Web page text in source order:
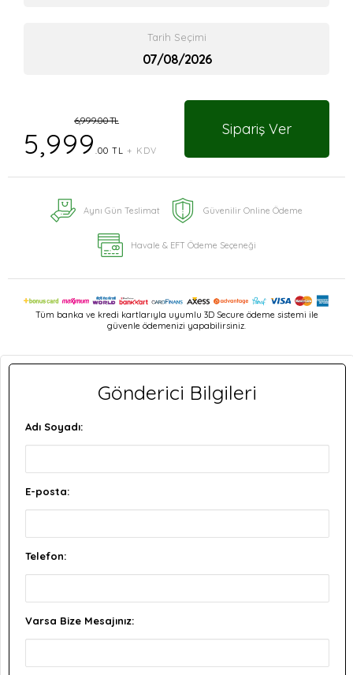
Tarih Seçimi
6,999.00 TL
5,999 .00 TL + KDV
Sipariş Ver
Aynı Gün Teslimat Güvenilir Online Ödeme
Havale & EFT Ödeme Seçeneği
Tüm banka ve kredi kartlarıyla uyumlu 3D Secure ödeme sistemi ile
güvenle ödemenizi yapabilirsiniz.
Gönderici Bilgileri
Adı Soyadı:
E-posta:
Telefon:
Varsa Bize Mesajınız: